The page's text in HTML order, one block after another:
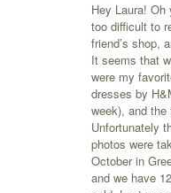
Hey Laura!
too difficult to
friend’s shop,
It seems that
were my
dresses by
week), and the
Unfortunately
photos were
October in
and we have